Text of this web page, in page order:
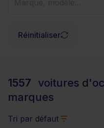
Réinitialiser
1557
voitures
marques
Tri par défaut